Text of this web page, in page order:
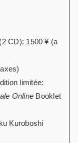
CD): 1500 ¥ (a
limitée:
Online Booklet
Kuroboshi